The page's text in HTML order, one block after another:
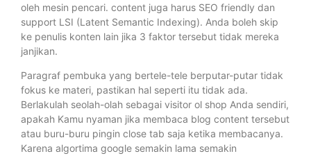
oleh mesin pencari. content juga harus SEO friendly dan
support LSI (Latent Semantic Indexing). Anda boleh skip
ke penulis konten lain jika 3 faktor tersebut tidak mereka
janjikan.
Paragraf pembuka yang bertele-tele berputar-putar tidak
fokus ke materi, pastikan hal seperti itu tidak ada.
Berlakulah seolah-olah sebagai visitor ol shop Anda sendiri,
apakah Kamu nyaman jika membaca blog content tersebut
atau buru-buru pingin close tab saja ketika membacanya.
Karena algortima google semakin lama semakin